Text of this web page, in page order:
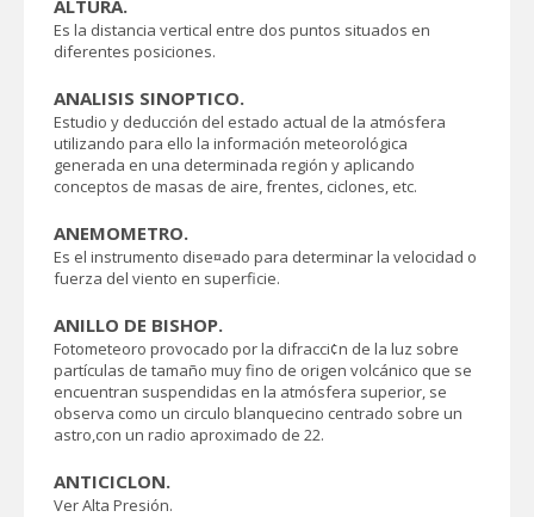
ALTURA.
Es la distancia vertical entre dos puntos situados en
diferentes posiciones.
ANALISIS SINOPTICO.
Estudio y deducción del estado actual de la atmósfera
utilizando para ello la información meteorológica
generada en una determinada región y aplicando
conceptos de masas de aire, frentes, ciclones, etc.
ANEMOMETRO.
Es el instrumento dise¤ado para determinar la velocidad o
fuerza del viento en superficie.
ANILLO DE BISHOP.
Fotometeoro provocado por la difracci¢n de la luz sobre
partículas de tamaño muy fino de origen volcánico que se
encuentran suspendidas en la atmósfera superior, se
observa como un circulo blanquecino centrado sobre un
astro,con un radio aproximado de 22.
ANTICICLON.
Ver Alta Presión.